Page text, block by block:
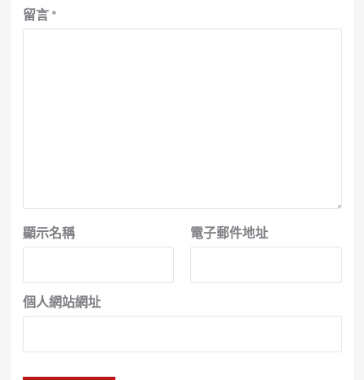
留言 *
顯示名稱 電子郵件地址
個人網站網址